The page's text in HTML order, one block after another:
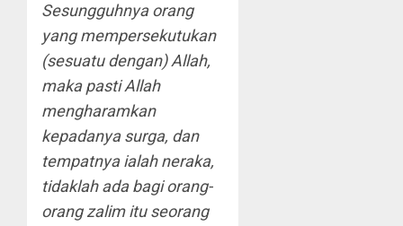
Sesungguhnya orang
yang mempersekutukan
(sesuatu dengan) Allah,
maka pasti Allah
mengharamkan
kepadanya surga, dan
tempatnya ialah neraka,
tidaklah ada bagi orang-
orang zalim itu seorang